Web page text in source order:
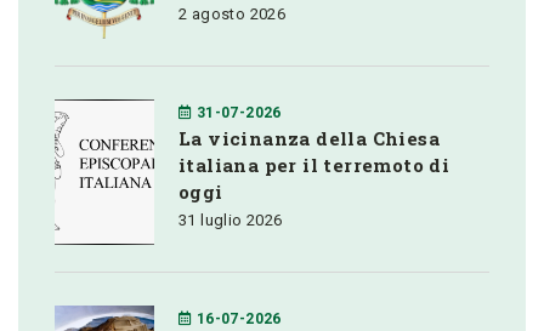
2 agosto 2026
31-07-2026
La vicinanza della Chiesa
italiana per il terremoto di
oggi
31 luglio 2026
16-07-2026